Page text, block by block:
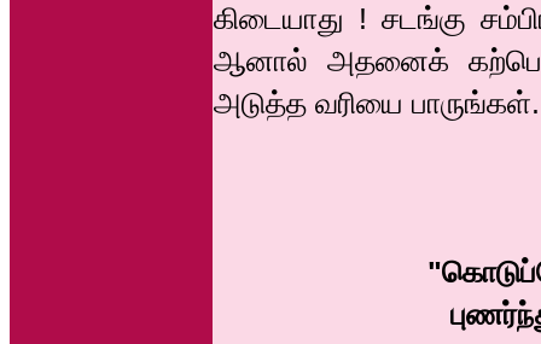
கிடையாது ! சடங்கு
ஆனால் அதனைக்
அடுத்த வரியை